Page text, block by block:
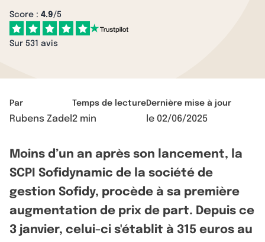
Score : 4.9/5
Sur 531 avis
Par
Rubens Zadel
Temps de lecture
2 min
Dernière mise à jour
le 02/06/2025
Moins d’un an après son lancement, la
SCPI Sofidynamic de la société de
gestion Sofidy, procède à sa première
augmentation de prix de part. Depuis ce
3 janvier, celui-ci s'établit à 315 euros au